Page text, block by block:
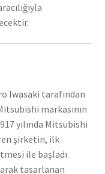
Iwasaki tarafından
markasının
yılında Mitsubishi
şirketin, ilk
ile başladı.
tasarlanan